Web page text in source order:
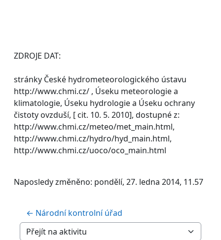
ZDROJE DAT:
stránky České hydrometeorologického ústavu
http://www.chmi.cz/ , Úseku meteorologie a
klimatologie, Úseku hydrologie a Úseku ochrany
čistoty ovzduší, [ cit. 10. 5. 2010], dostupné z:
http://www.chmi.cz/meteo/met_main.html,
http://www.chmi.cz/hydro/hyd_main.html,
http://www.chmi.cz/uoco/oco_main.html
Naposledy změněno: pondělí, 27. ledna 2014, 11.57
← Národní kontrolní úřad
Přejít na aktivitu